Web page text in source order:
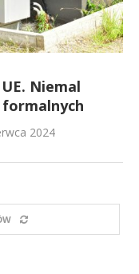
Niemal
formalnych
2024